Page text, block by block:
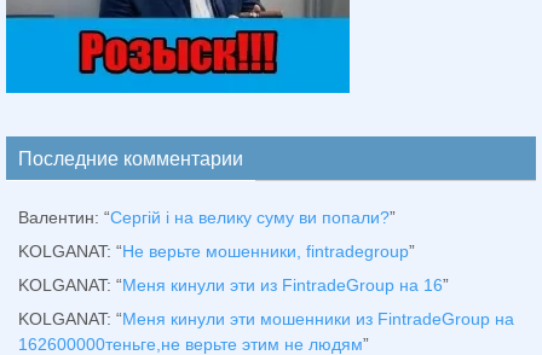
Последние комментарии
Валентин: “Сергій і на велику суму ви попали?”
KOLGANAT: “Не верьте мошенники, fintradegroup”
KOLGANAT: “Меня кинули эти из FintradeGroup на 16”
KOLGANAT: “Меня кинули эти мошенники из FintradeGroup на
162600000теньге,не верьте этим не людям”